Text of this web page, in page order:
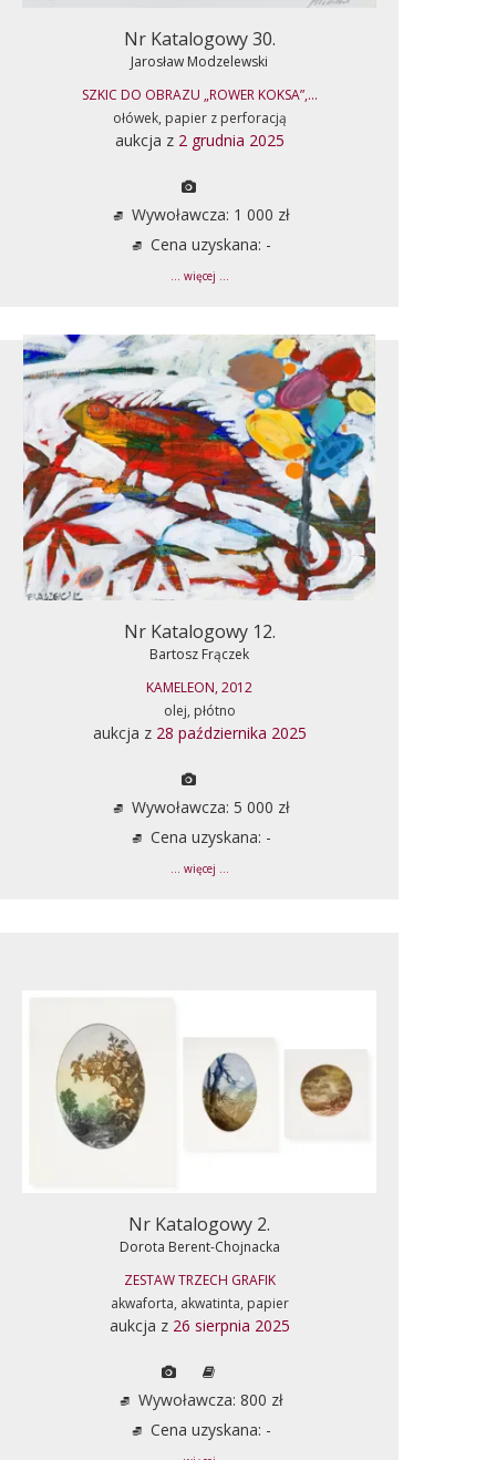
Nr Katalogowy 30.
Jarosław Modzelewski
SZKIC DO OBRAZU „ROWER KOKSA”,...
ołówek, papier z perforacją
aukcja z 2 grudnia 2025
Wywoławcza: 1 000 zł
Cena uzyskana: -
... więcej ...
Nr Katalogowy 12.
Bartosz Frączek
KAMELEON, 2012
olej, płótno
aukcja z 28 października 2025
Wywoławcza: 5 000 zł
Cena uzyskana: -
... więcej ...
Nr Katalogowy 2.
Dorota Berent-Chojnacka
ZESTAW TRZECH GRAFIK
akwaforta, akwatinta, papier
aukcja z 26 sierpnia 2025
Wywoławcza: 800 zł
Cena uzyskana: -